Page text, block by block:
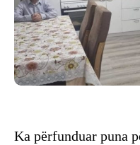
Ka përfunduar puna